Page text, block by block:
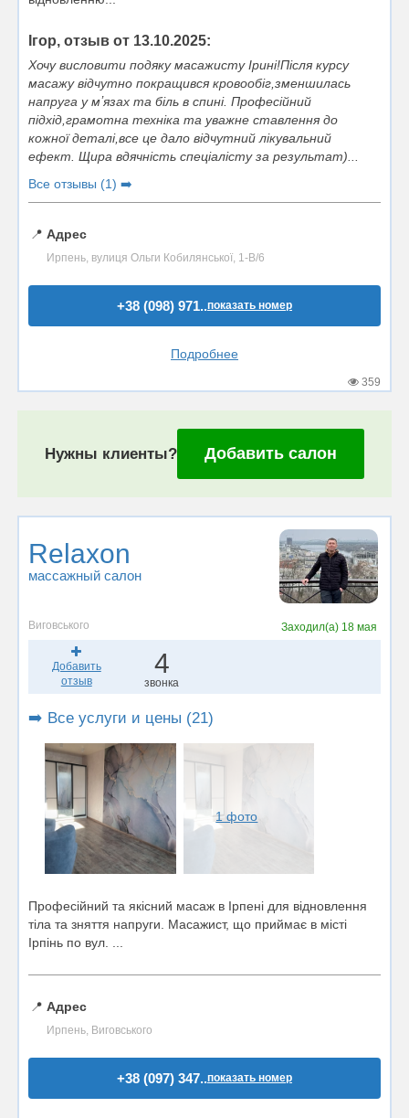
Ігор, отзыв от 13.10.2025:
Хочу висловити подяку масажисту Ірині!Після курсу
масажу відчутно покращився кровообіг,зменшилась
напруга у мʼязах та біль в спині. Професійний
підхід,грамотна техніка та уважне ставлення до
кожної деталі,все це дало відчутний лікувальний
ефект. Щира вдячність спеціалісту за результат)...
Все отзывы (1) ➡️
📍 Адрес
Ирпень, вулиця Ольги Кобилянської, 1-В/6
+38 (098) 971..показать номер
Подробнее
359
Нужны клиенты? Добавить салон
Relaxon
массажный салон
Виговського Заходил(а) 18 мая
Добавить
отзыв
4
звонка
➡️ Все услуги и цены (21)
1 фото
Професійний та якісний масаж в Ірпені для відновлення
тіла та зняття напруги. Масажист, що приймає в місті
Ірпінь по вул. ...
📍 Адрес
Ирпень, Виговського
+38 (097) 347..показать номер